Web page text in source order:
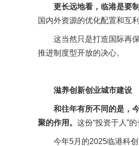
更长远地看，临港是要
国内外资源的优化配置和互利
这当然只是打造国际再
推进制度型开放的决心。
滋养创新创业城市建设
和往年有所不同的是，
聚的作用。 这份“投资于人”
今年5月的2025临港科